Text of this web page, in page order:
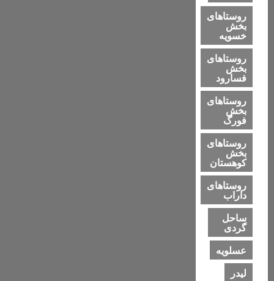
روستاهای
بخش
خسویه
روستاهای
بخش
فسارود
روستاهای
بخش
فورگ
روستاهای
بخش
کوهستان
روستاهای
داراب
ساحل
گردی
عسلویه
لیدر